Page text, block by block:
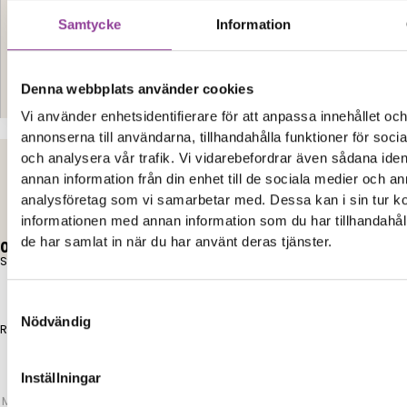
Samtycke Information
Denna webbplats använder cookies
Vi använder enhetsidentifierare för att anpassa innehållet och
annonserna till användarna, tillhandahålla funktioner för
och analysera vår trafik. Vi vidarebefordrar även sådana
annan information från din enhet till de sociala medier och
analysföretag som vi samarbetar med. Dessa kan i sin tur
informationen med annan information som du har
de har samlat in när du har använt deras tjänster.
Nödvändig
Inställningar
Kontakt
Elon Ljud & Bild
0,00kr0 Varukorg
Start
Reparationer
Mobiltelefoner